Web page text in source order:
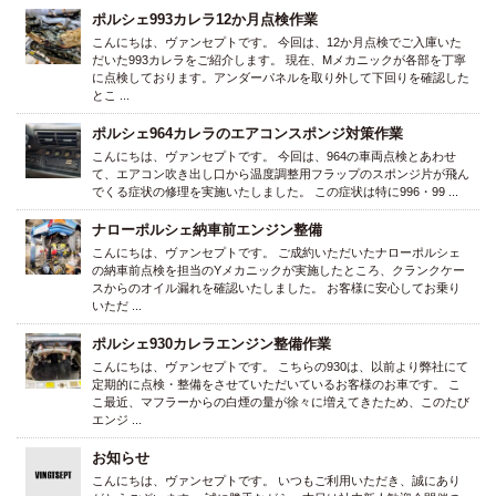
ポルシェ993カレラ12か月点検作業
こんにちは、ヴァンセプトです。 今回は、12か月点検でご入庫いた
だいた993カレラをご紹介します。 現在、Mメカニックが各部を丁寧
に点検しております。アンダーパネルを取り外して下回りを確認した
とこ ...
ポルシェ964カレラのエアコンスポンジ対策作業
こんにちは、ヴァンセプトです。 今回は、964の車両点検とあわせ
て、エアコン吹き出し口から温度調整用フラップのスポンジ片が飛ん
でくる症状の修理を実施いたしました。 この症状は特に996・99 ...
ナローポルシェ納車前エンジン整備
こんにちは、ヴァンセプトです。 ご成約いただいたナローポルシェ
の納車前点検を担当のYメカニックが実施したところ、クランクケー
スからのオイル漏れを確認いたしました。 お客様に安心してお乗り
いただ ...
ポルシェ930カレラエンジン整備作業
こんにちは、ヴァンセプトです。 こちらの930は、以前より弊社にて
定期的に点検・整備をさせていただいているお客様のお車です。 こ
こ最近、マフラーからの白煙の量が徐々に増えてきたため、このたび
エンジ ...
お知らせ
こんにちは、ヴァンセプトです。 いつもご利用いただき、誠にあり